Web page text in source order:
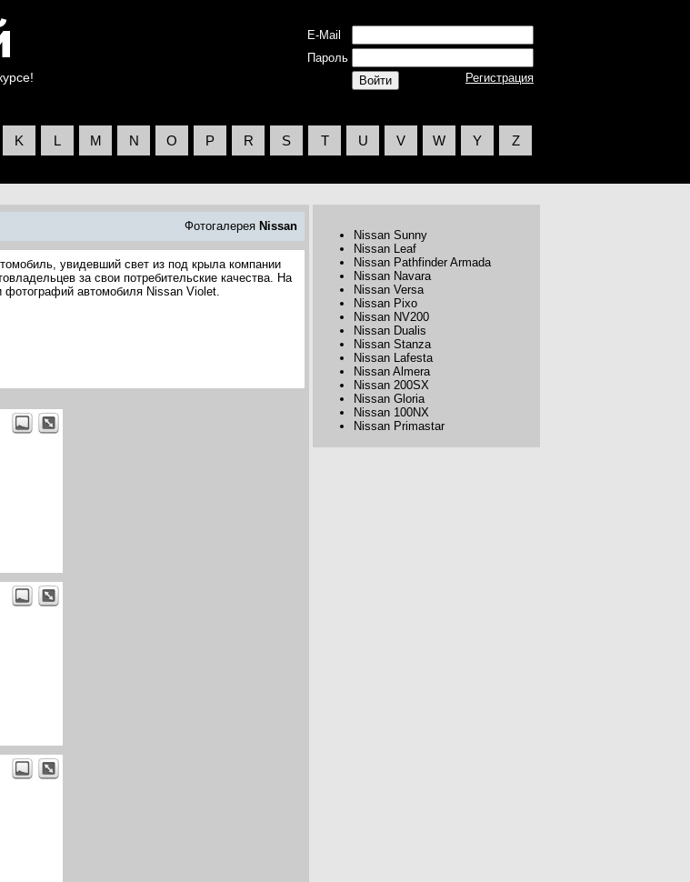
E-Mail
Пароль
Регистрация
K L M N O P R S T U V W Y Z
Фотогалерея Nissan
увидевший свет из под крыла компании
за свои потребительские качества. На
автомобиля Nissan Violet.
Nissan Sunny
Nissan Leaf
Nissan Pathfinder Armada
Nissan Navara
Nissan Versa
Nissan Pixo
Nissan NV200
Nissan Dualis
Nissan Stanza
Nissan Lafesta
Nissan Almera
Nissan 200SX
Nissan Gloria
Nissan 100NX
Nissan Primastar